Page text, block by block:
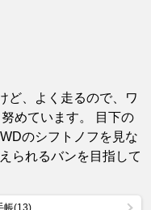
ど、よく走るので、ワ
めています。 目下の
のシフトノフを見な
られるバンを目指して